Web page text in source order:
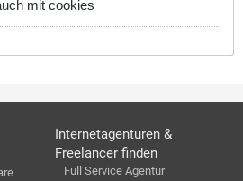
mit cookies
Internetagenturen &
Freelancer finden
Full Service Agentur